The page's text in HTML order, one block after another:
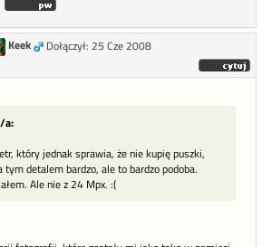
Keek
Dołączył: 25 Cze 2008
a:
który jednak sprawia, że nie kupię puszki,
detalem bardzo, ale to bardzo podoba.
Ale nie z 24 Mpx. :(